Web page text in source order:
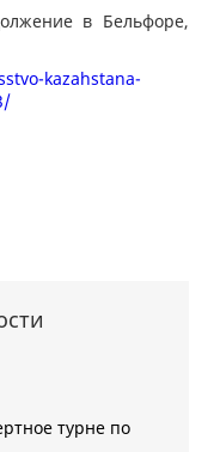
турне по
в Бельфоре,
kazahstana-